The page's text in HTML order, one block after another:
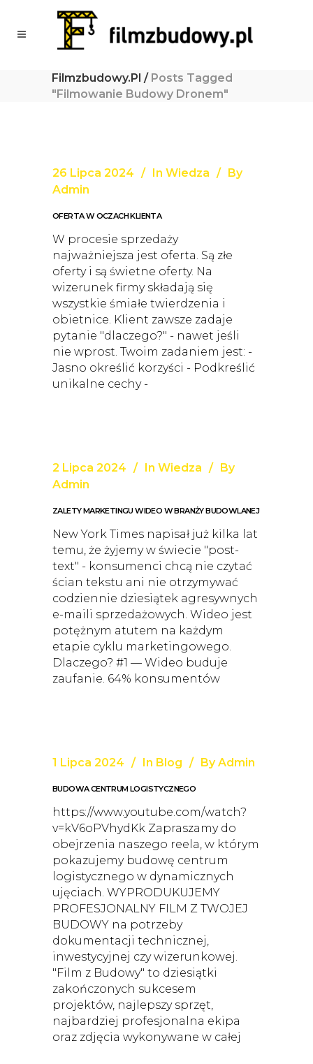
Filmzbudowy.pl / Posts Tagged
"filmowanie Budowy Dronem"
26 Lipca 2024 In Wiedza
By
Admin
OFERTA W OCZACH KLIENTA
W procesie sprzedaży
najważniejsza jest oferta. Są złe
oferty i są świetne oferty. Na
wizerunek firmy składają się
wszystkie śmiałe twierdzenia i
obietnice. Klient zawsze zadaje
pytanie "dlaczego?" - nawet jeśli
nie wprost. Twoim zadaniem jest: -
Jasno określić korzyści - Podkreślić
unikalne cechy -
2 Lipca 2024 In Wiedza
By
Admin
ZALETY MARKETINGU WIDEO W BRANŻY BUDOWLANEJ
New York Times napisał już kilka lat
temu, że żyjemy w świecie "post-
text" - konsumenci chcą nie czytać
ścian tekstu ani nie otrzymywać
codziennie dziesiątek agresywnych
e-maili sprzedażowych. Wideo jest
potężnym atutem na każdym
etapie cyklu marketingowego.
Dlaczego? #1 — Wideo buduje
zaufanie. 64% konsumentów
1 Lipca 2024 In Blog By Admin
BUDOWA CENTRUM LOGISTYCZNEGO
https://www.youtube.com/watch?
v=kV6oPVhydKk Zapraszamy do
obejrzenia naszego reela, w którym
pokazujemy budowę centrum
logistycznego w dynamicznych
ujęciach. WYPRODUKUJEMY
PROFESJONALNY FILM Z TWOJEJ
BUDOWY na potrzeby
dokumentacji technicznej,
inwestycyjnej czy wizerunkowej.
"Film z Budowy" to dziesiątki
zakończonych sukcesem
projektów, najlepszy sprzęt,
najbardziej profesjonalna ekipa
oraz zdjęcia wykonywane w całej